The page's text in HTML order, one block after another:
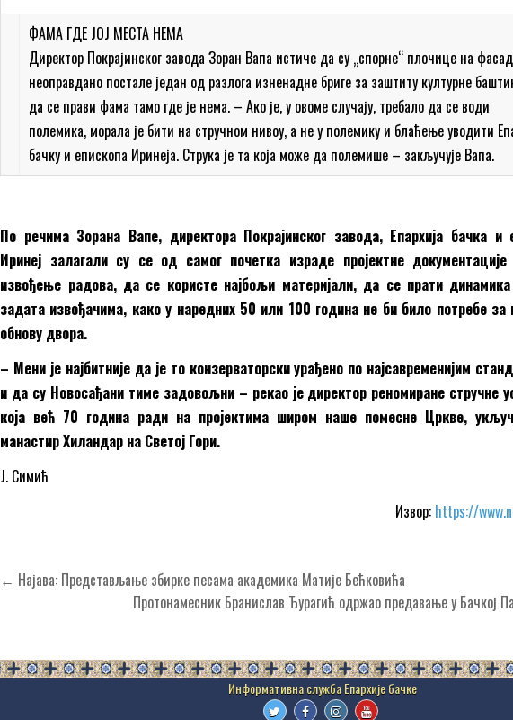
ФАМА ГДЕ ЈОЈ МЕСТА НЕМА
Директор Покрајинског завода Зоран Вапа истиче да су „спорне“ плочице на
неоправдано постале један од разлога изненадне бриге за заштиту културне
да се прави фама тамо где је нема. – Ако је, у овоме случају, требало да се води
полемика, морала је бити на стручном нивоу, а не у полемику и блаћење уводити
бачку и епископа Иринеја. Струка је та која може да полемише – закључује Вапа.
По речима Зорана Вапе, директора Покрајинског завода, Епархија бачка и
Иринеј залагали су се од самог почетка израде пројектне
извођење радова, да се користе најбољи материјали, да се прати динамика
задата извођачима, како у наредних 50 или 100 година не би било потребе за
обнову двора.
– Мени је најбитније да је то конзерваторски урађено по најсавременијим
и да су Новосађани тиме задовољни– рекао је директор реномиране стручне
која већ 70 година ради на пројектима широм наше помесне Цркве,
манастир Хиландар на Светој Гори.
Ј. Симић
Извор: https://
Кретање
← Најава: Представљање збирке песама академика Матије Бећковића
Протонамесник Бранислав Ђурагић одржао предавање у Бачкој